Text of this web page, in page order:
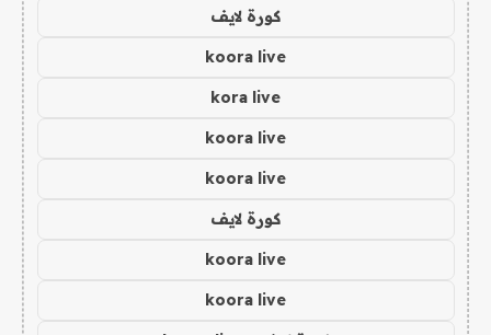
كورة لايف
koora live
kora live
koora live
koora live
كورة لايف
koora live
koora live